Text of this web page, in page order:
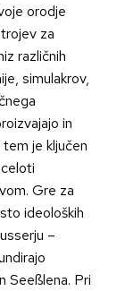
orodje
za
različnih
simulakrov,
in
je ključen
Gre za
ideoloških
–
Seeßlena. Pri